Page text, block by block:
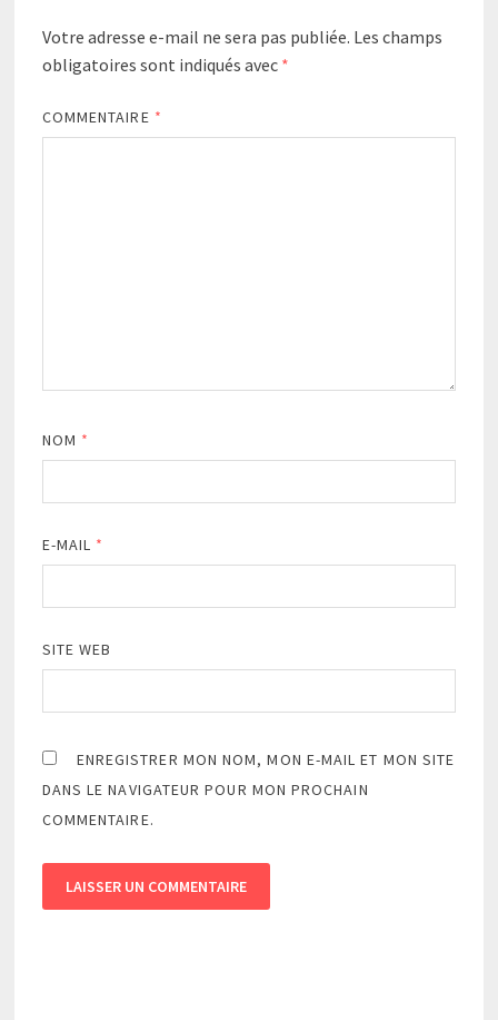
Votre adresse e-mail ne sera pas publiée. Les champs
obligatoires sont indiqués avec *
COMMENTAIRE *
NOM *
E-MAIL *
SITE WEB
ENREGISTRER MON NOM, MON E-MAIL ET MON SITE
DANS LE NAVIGATEUR POUR MON PROCHAIN
COMMENTAIRE.